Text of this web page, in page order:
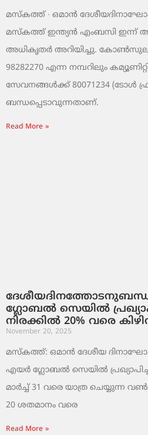
മസ്‌കത്ത് ∙ ഒമാൻ
മസ്‌കത്ത് ഇന്ത്യൻ എംബസി ഇന്ന്
അധികൃതർ അറിയിച്ചു.
98282270 എന്ന നമ്പറിലും
സേവനങ്ങൾക്ക് 80071234 (ടോൾ
ബന്ധപ്പെടാവുന്നതാണ്.
Read More »
ഗ്ലോബൽ സെയിൽ
നിരക്കിൽ 20% വരെ
November 20, 2025
മസ്‌കത്ത്: ഒമാൻ ദേശീയ
എയർ ഗ്ലോബൽ സെയിൽ
മാർച്ച് 31 വരെ യാത്ര ചെയ്യുന്ന
20 ശതമാനം വരെ
Read More »